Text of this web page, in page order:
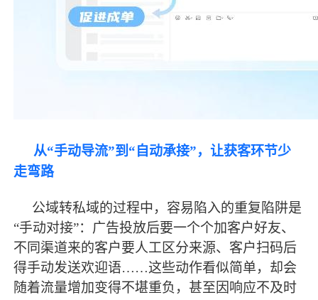
从“手动导流”到“自动承接”，让获客环节少
走弯路
公域转私域的过程中，容易陷入的重复陷阱是
“手动对接”：广告投放后要一个个加客户好友、
不同渠道来的客户要人工区分来源、客户扫码后
得手动发送欢迎语……这些动作看似简单，却会
随着流量增加变得不堪重负，甚至因响应不及时